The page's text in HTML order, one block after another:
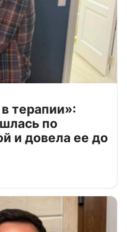
терапии»:
по
и довела ее до